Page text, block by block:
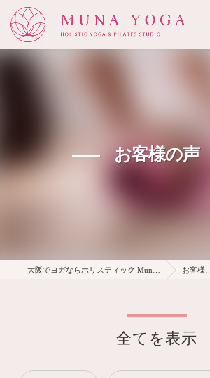
お客様の声
お客様の声
全てを表示